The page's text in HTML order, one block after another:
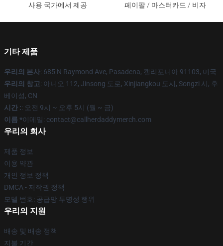
사용 국가에서 제공
페이팔 / 마스터카드 / 비자
기타 제품
우리의 본사: 685 N Raymond Ave, Pasadena, 캘리포니아 91103, 미국
우리의 창고: 아니오 112, Jinsong 도로, Xinjiangkou 도시, Songzi 시, 후
베이성, CN
시간 :: 오전 9시 ~ 오후 5시 (월 ~ 금)
이름 *이메일: contact@callherdaddymerch.com
우리의 회사
제품 정보
이용 약관
개인 정보 정책
DMCA - 저작권 정책
모델 번호: 공급망 투명성 행위
우리의 지원
배송 및 배송 정책
지불 기간